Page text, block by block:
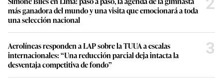
más ganadora del mundo y una visita que emocionará a toda
una selección nacional
Aerolíneas responden a LAP sobre la TUUA a escalas
internacionales: “Una reducción parcial deja intacta la
desventaja competitiva de fondo”
3